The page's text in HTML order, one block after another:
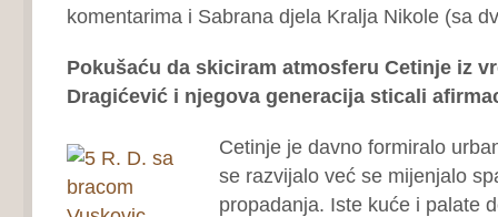
komentarima i Sabrana djela Kralja Nikole (sa
Pokušaću da skiciram atmosferu Cetinje iz
Dragićević i njegova generacija sticali
Cetinje je davno formiralo
se razvijalo već se mijenjalo
propadanja. Iste kuće i palate